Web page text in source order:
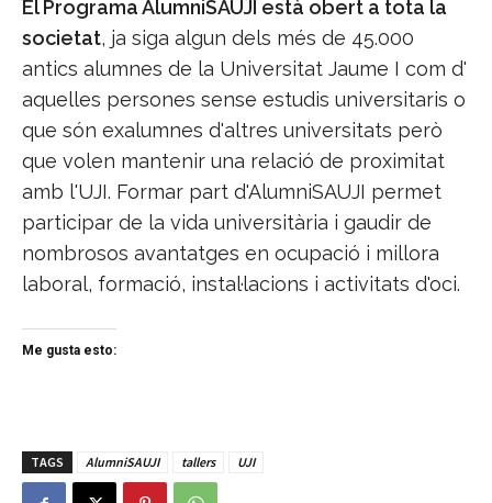
El Programa AlumniSAUJI està obert a tota la
societat, ja siga algun dels més de 45.000
antics alumnes de la Universitat Jaume I com d'
aquelles persones sense estudis universitaris o
que són exalumnes d'altres universitats però
que volen mantenir una relació de proximitat
amb l'UJI. Formar part d'AlumniSAUJI permet
participar de la vida universitària i gaudir de
nombrosos avantatges en ocupació i millora
laboral, formació, instal·lacions i activitats d'oci.
Me gusta esto:
TAGS AlumniSAUJI tallers UJI